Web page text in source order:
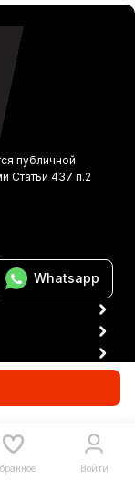
Войти
публичной
Статьи 437 п.2
Whatsapp